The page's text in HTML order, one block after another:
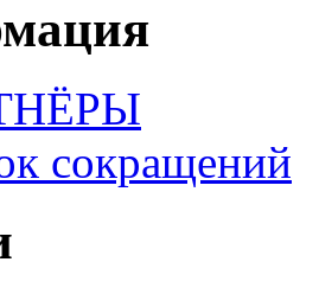
сокращений